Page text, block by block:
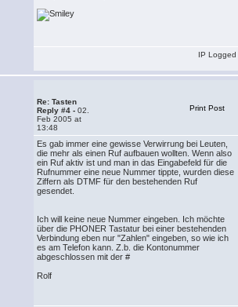
IP Logged
Re: Tasten
Reply #4 - 02.
Feb 2005 at
13:48
Print Post
Es gab immer eine gewisse Verwirrung bei Leuten,
die mehr als einen Ruf aufbauen wollten. Wenn also
ein Ruf aktiv ist und man in das Eingabefeld für die
Rufnummer eine neue Nummer tippte, wurden diese
Ziffern als DTMF für den bestehenden Ruf
gesendet.
Ich will keine neue Nummer eingeben. Ich möchte
über die PHONER Tastatur bei einer bestehenden
Verbindung eben nur "Zahlen" eingeben, so wie ich
es am Telefon kann. Z.b. die Kontonummer
abgeschlossen mit der #
Rolf